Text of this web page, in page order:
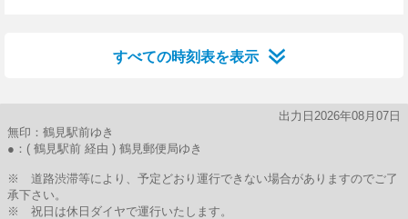
すべての時刻表を表示
出力日2026年08月07日
無印：鶴見駅前ゆき
●：( 鶴見駅前 経由 ) 鶴見郵便局ゆき
※ 道路渋滞等により、予定どおり運行できない場合がありますのでご了
承下さい。
※ 祝日は休日ダイヤで運行いたします。